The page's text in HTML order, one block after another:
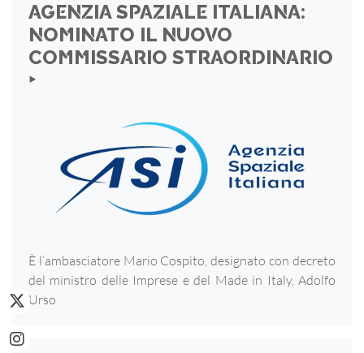
AGENZIA SPAZIALE ITALIANA:
NOMINATO IL NUOVO
COMMISSARIO STRAORDINARIO
‣
È l’ambasciatore Mario Cospito, designato con decreto
del ministro delle Imprese e del Made in Italy, Adolfo
Urso